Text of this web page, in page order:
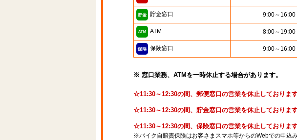
貯金窓口 9:00～16:00
ATM 8:00～19:00
保険窓口 9:00～16:00
※ 窓口業務、ATMを一時休止する場合があります。
☆11:30～12:30の間、郵便窓口の営業を休止しております
☆11:30～12:30の間、貯金窓口の営業を休止しております
☆11:30～12:30の間、保険窓口の営業を休止しております
※バイク自賠責保険はお客さまスマホ等からのWebでの申込み